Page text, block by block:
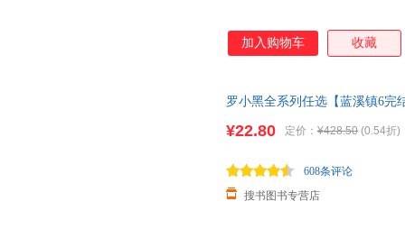
加入购物车 收藏
罗小黑全系列任选【蓝溪镇6完
¥22.80 定价： ¥428.50 (0.54折)
搜书图书专营店
608条评论